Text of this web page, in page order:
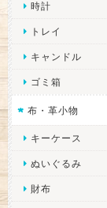
時計
トレイ
キャンドル
ゴミ箱
布・革小物
キーケース
ぬいぐるみ
財布